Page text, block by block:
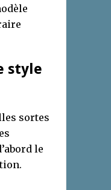
style
sortes
le